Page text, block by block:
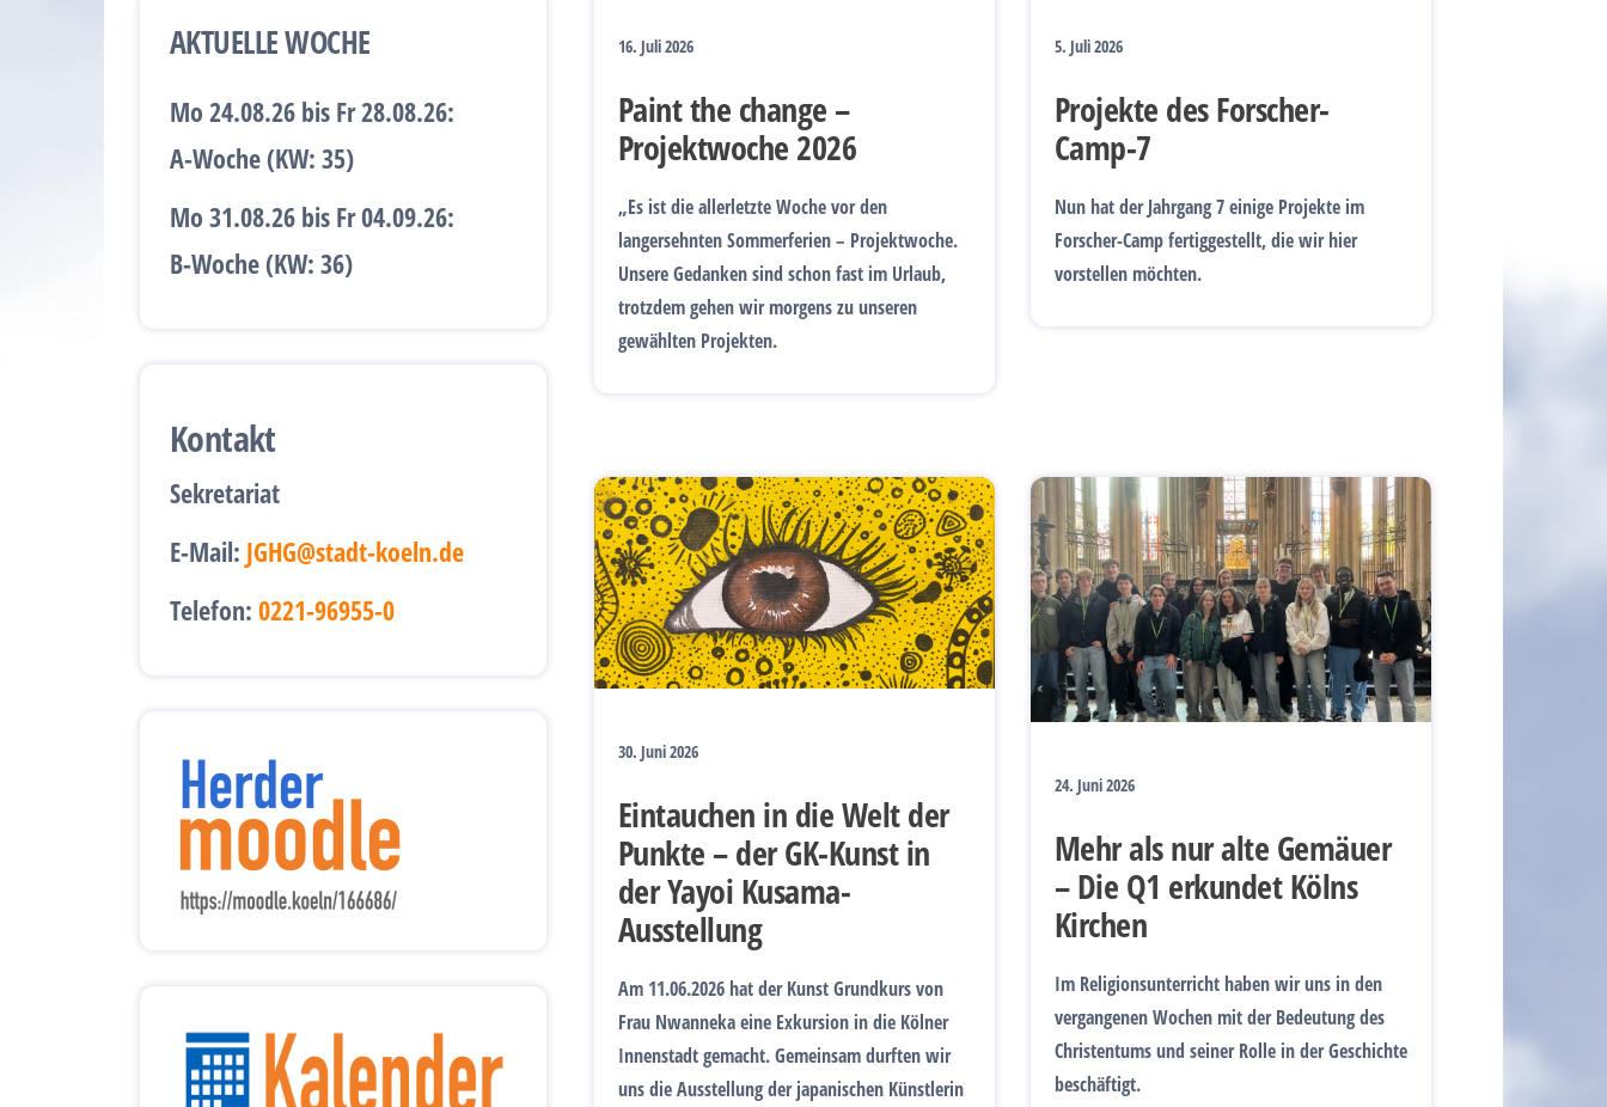
16. Juli 2026
Paint the change –
Projektwoche 2026
„Es ist die allerletzte Woche vor den
langersehnten Sommerferien – Projektwoche.
Unsere Gedanken sind schon fast im Urlaub,
trotzdem gehen wir morgens zu unseren
gewählten Projekten.
5. Juli 2026
Projekte des Forscher-
Camp-7
Nun hat der Jahrgang 7 einige Projekte im
Forscher-Camp fertiggestellt, die wir hier
vorstellen möchten.
30. Juni 2026
Eintauchen in die Welt der
Punkte – der GK-Kunst in
der Yayoi Kusama-
Ausstellung
Am 11.06.2026 hat der Kunst Grundkurs von
Frau Nwanneka eine Exkursion in die Kölner
Innenstadt gemacht. Gemeinsam durften wir
uns die Ausstellung der japanischen Künstlerin
24. Juni 2026
Mehr als nur alte Gemäuer
– Die Q1 erkundet Kölns
Kirchen
Im Religionsunterricht haben wir uns in den
vergangenen Wochen mit der Bedeutung des
Christentums und seiner Rolle in der Geschichte
beschäftigt.
AKTUELLE WOCHE
Mo 24.08.26 bis Fr 28.08.26:
A-Woche (KW: 35)
Mo 31.08.26 bis Fr 04.09.26:
B-Woche (KW: 36)
Kontakt
Sekretariat
E-Mail: JGHG@stadt-koeln.de
Telefon: 0221-96955-0